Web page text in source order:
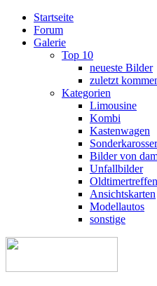
Startseite
Forum
Galerie
Top 10
neueste Bilder
zuletzt
Kategorien
Limousine
Kombi
Kastenwagen
Bilder von
Unfallbilder
Oldtimertreffen
Ansichtskarten
Modellautos
sonstige